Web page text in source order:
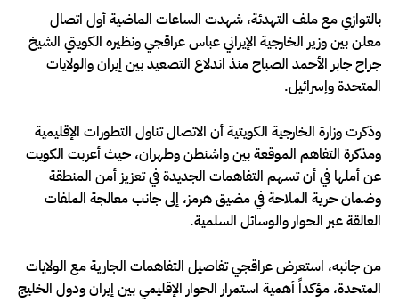
بالتوازي مع ملف التهدئة، شهدت الساعات الماضية أول اتصال
معلن بين وزير الخارجية الإيراني عباس عراقجي ونظيره الكويتي الشيخ
جراح جابر الأحمد الصباح منذ اندلاع التصعيد بين إيران والولايات
المتحدة وإسرائيل.
وذكرت وزارة الخارجية الكويتية أن الاتصال تناول التطورات الإقليمية
ومذكرة التفاهم الموقعة بين واشنطن وطهران، حيث أعربت الكويت
عن أملها في أن تسهم التفاهمات الجديدة في تعزيز أمن المنطقة
وضمان حرية الملاحة في مضيق هرمز، إلى جانب معالجة الملفات
العالقة عبر الحوار والوسائل السلمية.
من جانبه، استعرض عراقجي تفاصيل التفاهمات الجارية مع الولايات
المتحدة، مؤكداً أهمية استمرار الحوار الإقليمي بين إيران ودول الخليج